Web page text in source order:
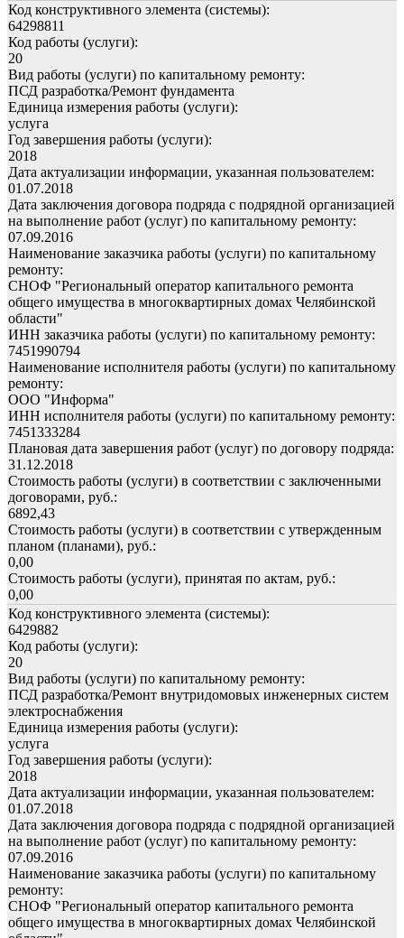
Код конструктивного элемента (системы):
64298811
Код работы (услуги):
20
Вид работы (услуги) по капитальному ремонту:
ПСД разработка/Ремонт фундамента
Единица измерения работы (услуги):
услуга
Год завершения работы (услуги):
2018
Дата актуализации информации, указанная пользователем:
01.07.2018
Дата заключения договора подряда с подрядной организацией
на выполнение работ (услуг) по капитальному ремонту:
07.09.2016
Наименование заказчика работы (услуги) по капитальному
ремонту:
СНОФ "Региональный оператор капитального ремонта
общего имущества в многоквартирных домах Челябинской
области"
ИНН заказчика работы (услуги) по капитальному ремонту:
7451990794
Наименование исполнителя работы (услуги) по капитальному
ремонту:
ООО "Информа"
ИНН исполнителя работы (услуги) по капитальному ремонту:
7451333284
Плановая дата завершения работ (услуг) по договору подряда:
31.12.2018
Стоимость работы (услуги) в соответствии с заключенными
договорами, руб.:
6892,43
Стоимость работы (услуги) в соответствии с утвержденным
планом (планами), руб.:
0,00
Стоимость работы (услуги), принятая по актам, руб.:
0,00
Код конструктивного элемента (системы):
6429882
Код работы (услуги):
20
Вид работы (услуги) по капитальному ремонту:
ПСД разработка/Ремонт внутридомовых инженерных систем
электроснабжения
Единица измерения работы (услуги):
услуга
Год завершения работы (услуги):
2018
Дата актуализации информации, указанная пользователем:
01.07.2018
Дата заключения договора подряда с подрядной организацией
на выполнение работ (услуг) по капитальному ремонту:
07.09.2016
Наименование заказчика работы (услуги) по капитальному
ремонту:
СНОФ "Региональный оператор капитального ремонта
общего имущества в многоквартирных домах Челябинской